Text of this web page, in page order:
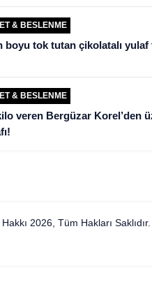
& BESLENME
boyu tok tutan çikolatalı
& BESLENME
veren Bergüzar Korel’den
2026, Tüm Hakları Saklıdır.